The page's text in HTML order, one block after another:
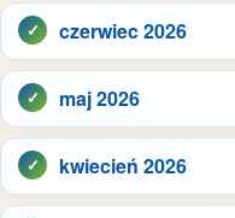
czerwiec 2026
maj 2026
kwiecień 2026